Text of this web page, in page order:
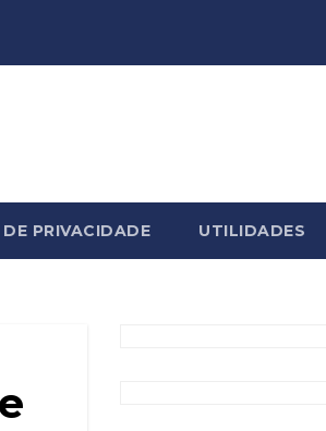
PRIVACIDADE UTILIDADES